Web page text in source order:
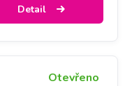
Detail
Otevřeno